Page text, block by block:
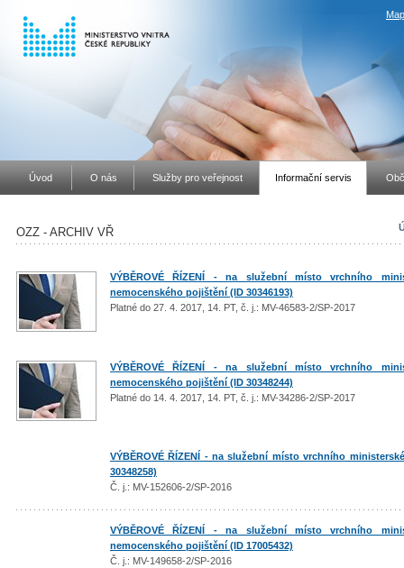
Úvod O nás Služby pro veřejnost Informační servis
OZZ - ARCHIV VŘ
VÝBĚROVÉ ŘÍZENÍ - na služební místo vrchního
nemocenského pojištění (ID 30346193)
Platné do 27. 4. 2017, 14. PT, č. j.: MV-46583-2/SP-2017
VÝBĚROVÉ ŘÍZENÍ - na služební místo vrchního
nemocenského pojištění (ID 30348244)
Platné do 14. 4. 2017, 14. PT, č. j.: MV-34286-2/SP-2017
VÝBĚROVÉ ŘÍZENÍ - na služební místo vrchního
30348258)
Č. j.: MV-152606-2/SP-2016
VÝBĚROVÉ ŘÍZENÍ - na služební místo vrchního
nemocenského pojištění (ID 17005432)
Č. j.: MV-149658-2/SP-2016